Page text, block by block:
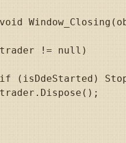
!= null)
(isDdeStarted)